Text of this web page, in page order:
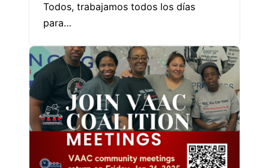
Todos, trabajamos todos los días
para…